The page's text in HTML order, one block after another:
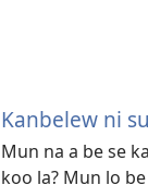
Kanbelew ni
Mun na a be se
koo la? Mun lo be